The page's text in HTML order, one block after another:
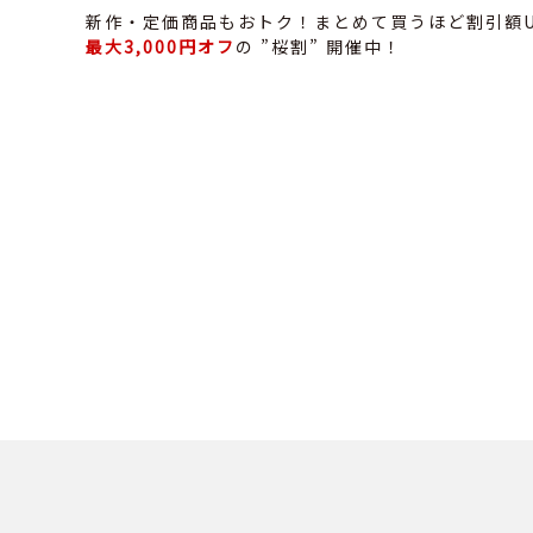
新作・定価商品もおトク！まとめて買うほど割引額
最大3,000円オフ の ”桜割” 開催中！